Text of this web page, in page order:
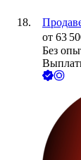
от 63
Без